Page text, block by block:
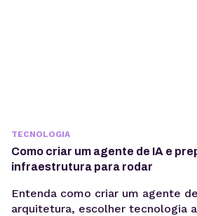
TECNOLOGIA
Como criar um agente de IA e
infraestrutura para rodar
Entenda como criar um agente
arquitetura, escolher tecnologia